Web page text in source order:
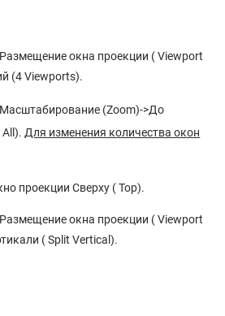
окна проекции ( Viewport
(4 Viewports).
(Zoom)->До
Для изменения количества окон
проекции Сверху ( Top).
окна проекции ( Viewport
( Split Vertical).